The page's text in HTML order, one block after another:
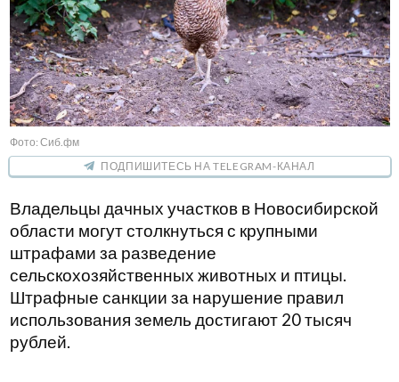
Фото: Сиб.фм
ПОДПИШИТЕСЬ НА TELEGRAM-КАНАЛ
Владельцы дачных участков в Новосибирской
области могут столкнуться с крупными
штрафами за разведение
сельскохозяйственных животных и птицы.
Штрафные санкции за нарушение правил
использования земель достигают 20 тысяч
рублей.